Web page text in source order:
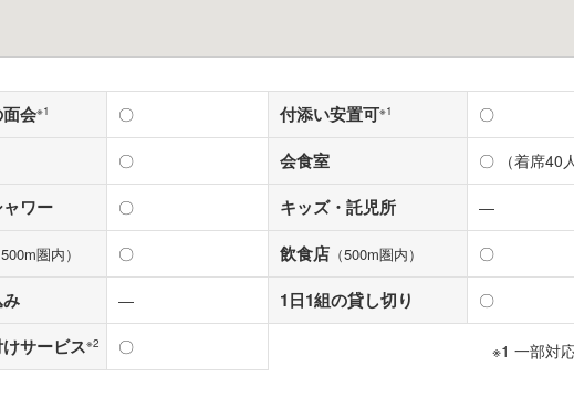
会※1 〇 付添い安置可※1 〇
〇 会食室 〇 （着席40人
ワー 〇 キッズ・託児所 ―
500m圏内） 〇 飲食店 （500m圏内） 〇
― 1日1組の貸し切り 〇
サービス※2 〇 ※1 一部対